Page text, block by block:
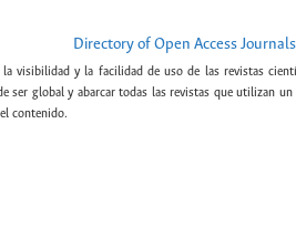
Directory of Open Access Journals
la visibilidad y la facilidad de uso de las revistas
ser global y abarcar todas las revistas que utilizan
contenido.